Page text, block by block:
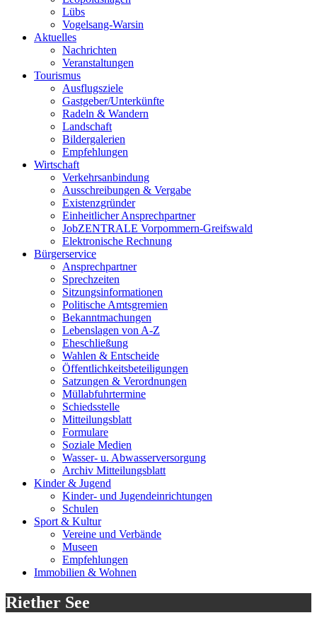
Lübs
Vogelsang-Warsin
Aktuelles
Nachrichten
Veranstaltungen
Tourismus
Ausflugsziele
Gastgeber/Unterkünfte
Radeln & Wandern
Landschaft
Bildergalerien
Empfehlungen
Wirtschaft
Verkehrsanbindung
Ausschreibungen & Vergabe
Existenzgründer
Einheitlicher Ansprechpartner
JobZENTRALE Vorpommern-Greifswald
Elektronische Rechnung
Bürgerservice
Ansprechpartner
Sprechzeiten
Sitzungsinformationen
Politische Amtsgremien
Bekanntmachungen
Lebenslagen von A-Z
Eheschließung
Wahlen & Entscheide
Öffentlichkeitsbeteiligungen
Satzungen & Verordnungen
Müllabfuhrtermine
Schiedsstelle
Mitteilungsblatt
Formulare
Soziale Medien
Wasser- u. Abwasserversorgung
Archiv Mitteilungsblatt
Kinder & Jugend
Kinder- und Jugendeinrichtungen
Schulen
Sport & Kultur
Vereine und Verbände
Museen
Empfehlungen
Immobilien & Wohnen
Riether See